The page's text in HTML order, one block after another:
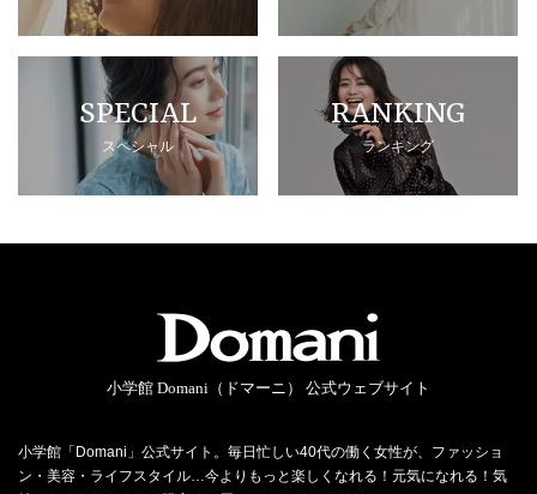
SPECIAL
スペシャル
RANKING
ランキング
小学館 Domani（ドマーニ） 公式ウェブサイト
小学館「Domani」公式サイト。毎日忙しい40代の働く女性が、ファッショ
ン・美容・ライフスタイル…今よりもっと楽しくなれる！元気になれる！気